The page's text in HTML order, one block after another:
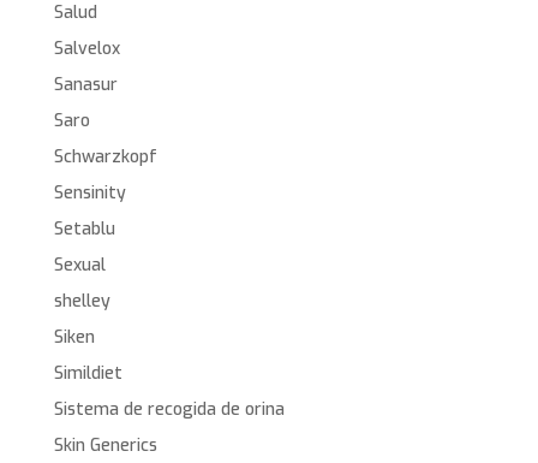
Salud
Salvelox
Sanasur
Saro
Schwarzkopf
Sensinity
Setablu
Sexual
shelley
Siken
Simildiet
Sistema de recogida de orina
Skin Generics